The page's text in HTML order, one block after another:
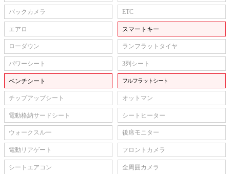
バックカメラ ETC
エアロ スマートキー
ローダウン ランフラットタイヤ
パワーシート 3列シート
ベンチシート フルフラットシート
チップアップシート オットマン
電動格納サードシート シートヒーター
ウォークスルー 後席モニター
電動リアゲート フロントカメラ
シートエアコン 全周囲カメラ